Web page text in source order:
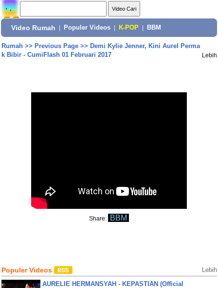
Video Rumah Populer Videos K-POP BBM
Rumah>> Previous Page>> Demi Kylie Jenner, Kini Aurel Perma
k Bibir - CumiFlash 01 Februari 2017
Lebih
Share: BBM
Populer Videos Lebih
AURELIE HERMANSYAH - KEPASTIAN (Official